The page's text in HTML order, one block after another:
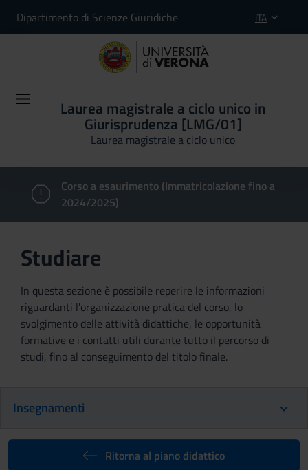
Dipartimento di Scienze Giuridiche ITA
Laurea magistrale a ciclo unico in
Giurisprudenza [LMG/01]
Laurea magistrale a ciclo unico
Corso a esaurimento (Immatricolazione fino a
2024/2025)
Studiare
In questa sezione è possibile reperire le informazioni
riguardanti l'organizzazione pratica del corso, lo
svolgimento delle attività didattiche, le opportunità
formative e i contatti utili durante tutto il percorso di
studi, fino al conseguimento del titolo finale.
Insegnamenti
Ritorna al piano didattico